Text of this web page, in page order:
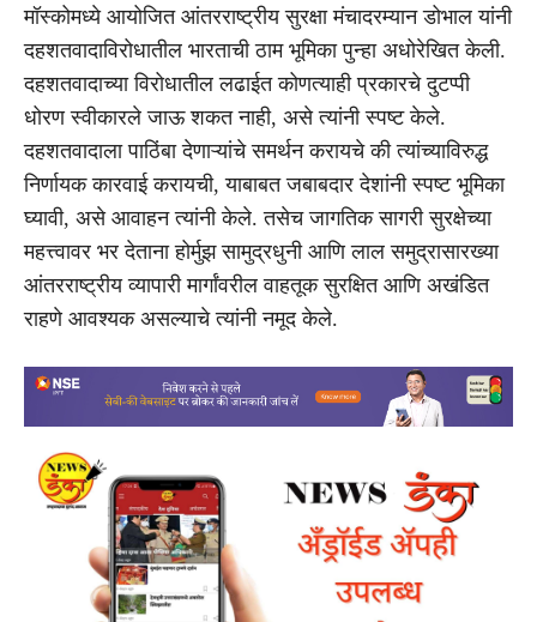
मॉस्कोमध्ये आयोजित आंतरराष्ट्रीय सुरक्षा मंचादरम्यान डोभाल यांनी
दहशतवादाविरोधातील भारताची ठाम भूमिका पुन्हा अधोरेखित केली.
दहशतवादाच्या विरोधातील लढाईत कोणत्याही प्रकारचे दुटप्पी
धोरण स्वीकारले जाऊ शकत नाही, असे त्यांनी स्पष्ट केले.
दहशतवादाला पाठिंबा देणाऱ्यांचे समर्थन करायचे की त्यांच्याविरुद्ध
निर्णायक कारवाई करायची, याबाबत जबाबदार देशांनी स्पष्ट भूमिका
घ्यावी, असे आवाहन त्यांनी केले. तसेच जागतिक सागरी सुरक्षेच्या
महत्त्वावर भर देताना होर्मुझ सामुद्रधुनी आणि लाल समुद्रासारख्या
आंतरराष्ट्रीय व्यापारी मार्गांवरील वाहतूक सुरक्षित आणि अखंडित
राहणे आवश्यक असल्याचे त्यांनी नमूद केले.